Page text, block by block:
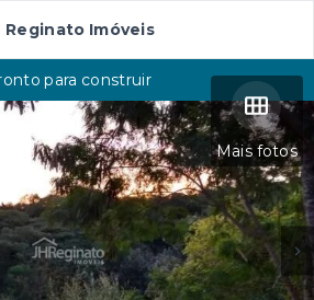
Reginato Imóveis
Mais fotos
para construir